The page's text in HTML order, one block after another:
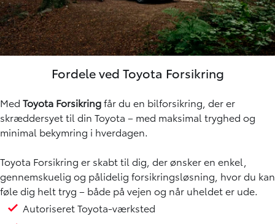
Fordele ved Toyota Forsikring
Med Toyota Forsikringfår du en bilforsikring, der er
skræddersyet til din Toyota – med maksimal tryghed og
minimal bekymring i hverdagen.
Toyota Forsikring er skabt til dig, der ønsker en enkel,
gennemskuelig og pålidelig forsikringsløsning, hvor du kan
føle dig helt tryg – både på vejen og når uheldet er ude.
Autoriseret Toyota-værksted